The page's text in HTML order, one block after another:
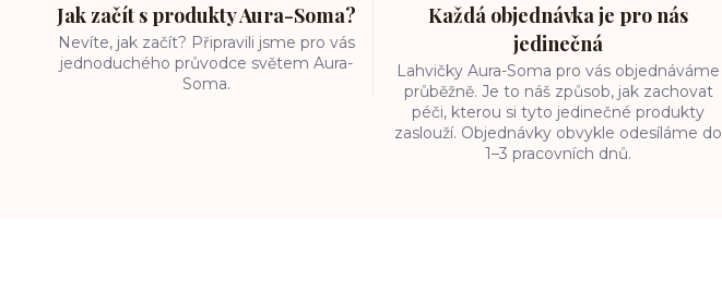
Jak začít s produkty Aura-Soma?
Nevíte, jak začít? Připravili jsme pro vás
jednoduchého průvodce světem Aura-
Soma.
Každá objednávka je pro nás
jedinečná
Lahvičky Aura-Soma pro vás objednáváme
průběžně. Je to náš způsob, jak zachovat
péči, kterou si tyto jedinečné produkty
zaslouží. Objednávky obvykle odesíláme do
1–3 pracovních dnů.